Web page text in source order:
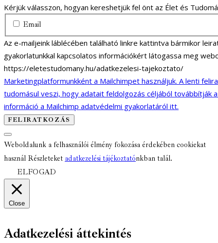
Kérjük válasszon, hogyan kereshetjük fel önt az Élet és
Email
Az e-mailjeink láblécében található linkre kattintva bármikor
gyakorlatunkkal kapcsolatos információkért látogassa meg
https://eletestudomany.hu/adatkezelesi-tajekoztato/
Marketingplatformunkként a Mailchimpet használjuk. A lenti
tudomásul veszi, hogy adatait feldolgozás céljából továbbítják
információ a Mailchimp adatvédelmi gyakorlatáról itt.
Weboldalunk a felhasználói élmény fokozása érdekében cookiekat
használ Részleteket adatkezelési tájékoztatónkban talál.
ELFOGAD
Close
Adatkezelési áttekintés